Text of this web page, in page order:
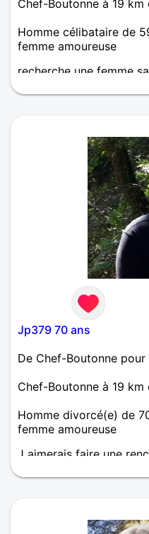
Chef-Boutonne à 19 km
Homme célibataire de
femme amoureuse
recherche une femme
plus loin dans la vie. Je
Jp379 70 ans
De Chef-Boutonne
Chef-Boutonne à 19 km
Homme divorcé(e) de
femme amoureuse
J aimerais faire une
histoire.